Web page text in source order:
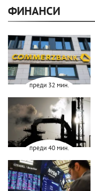
ФИНАНСИ
преди 32 мин.
преди 40 мин.